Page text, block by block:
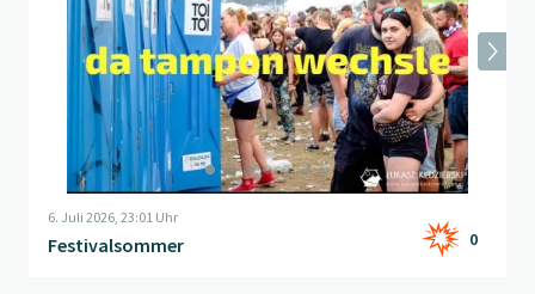
6. Juli 2026, 23:01 Uhr
Festivalsommer 0